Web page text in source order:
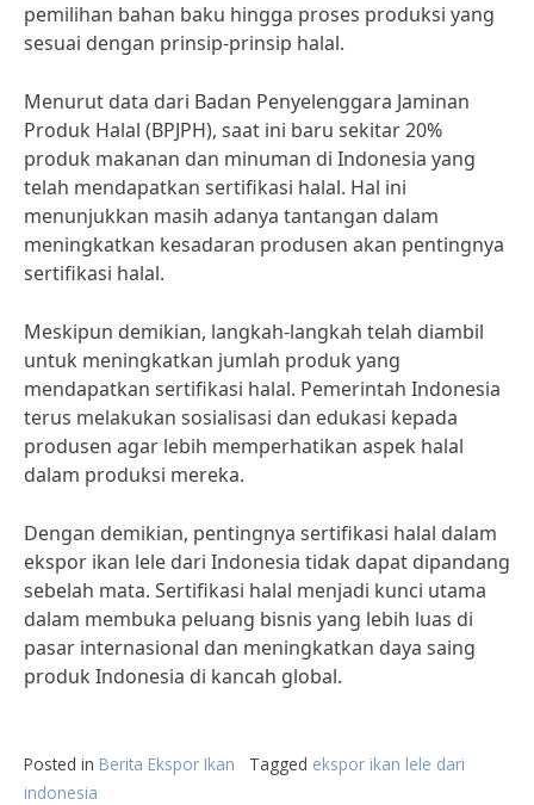
pemilihan bahan baku hingga proses produksi yang
sesuai dengan prinsip-prinsip halal.
Menurut data dari Badan Penyelenggara Jaminan
Produk Halal (BPJPH), saat ini baru sekitar 20%
produk makanan dan minuman di Indonesia yang
telah mendapatkan sertifikasi halal. Hal ini
menunjukkan masih adanya tantangan dalam
meningkatkan kesadaran produsen akan pentingnya
sertifikasi halal.
Meskipun demikian, langkah-langkah telah diambil
untuk meningkatkan jumlah produk yang
mendapatkan sertifikasi halal. Pemerintah Indonesia
terus melakukan sosialisasi dan edukasi kepada
produsen agar lebih memperhatikan aspek halal
dalam produksi mereka.
Dengan demikian, pentingnya sertifikasi halal dalam
ekspor ikan lele dari Indonesia tidak dapat dipandang
sebelah mata. Sertifikasi halal menjadi kunci utama
dalam membuka peluang bisnis yang lebih luas di
pasar internasional dan meningkatkan daya saing
produk Indonesia di kancah global.
Posted in Berita Ekspor Ikan Tagged ekspor ikan lele dari
indonesia